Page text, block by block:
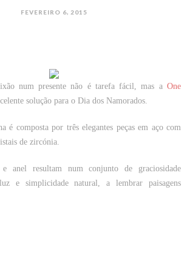
FEVEREIRO 6, 2015
num presente não é tarefa fácil, mas a One
solução para o Dia dos Namorados.
é composta por três elegantes peças em aço com
de zircónia.
e anel resultam num conjunto de graciosidade
e simplicidade natural, a lembrar paisagens